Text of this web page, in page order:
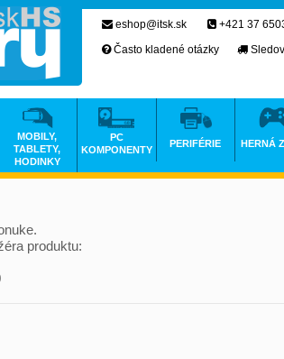
produktu:
eshop@itsk.sk +421 37
Často kladené otázky
MOBILY,
TABLETY,
HODINKY
PC
KOMPONENTY
PERIFÉRIE HERNÁ